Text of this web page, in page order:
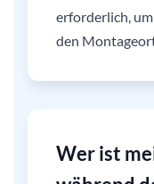
erforderlich,
den
Wer ist